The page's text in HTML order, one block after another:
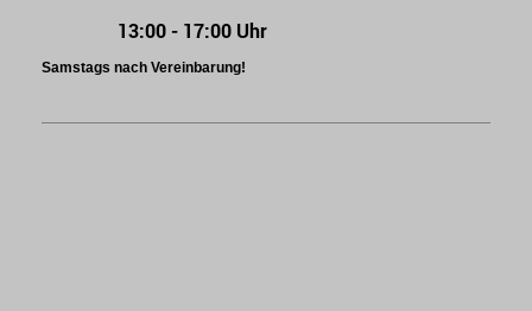
13:00 - 17:00 Uhr
Samstags nach Vereinbarung!